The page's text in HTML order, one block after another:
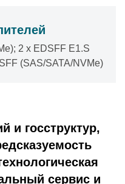
2 x EDSFF E1.S
(SAS/SATA/NVMe)
и госструктур,
сервис и